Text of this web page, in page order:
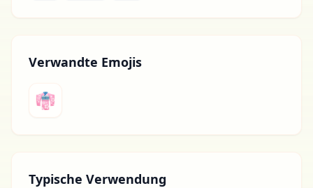
Verwandte Emojis
👘
Typische Verwendung